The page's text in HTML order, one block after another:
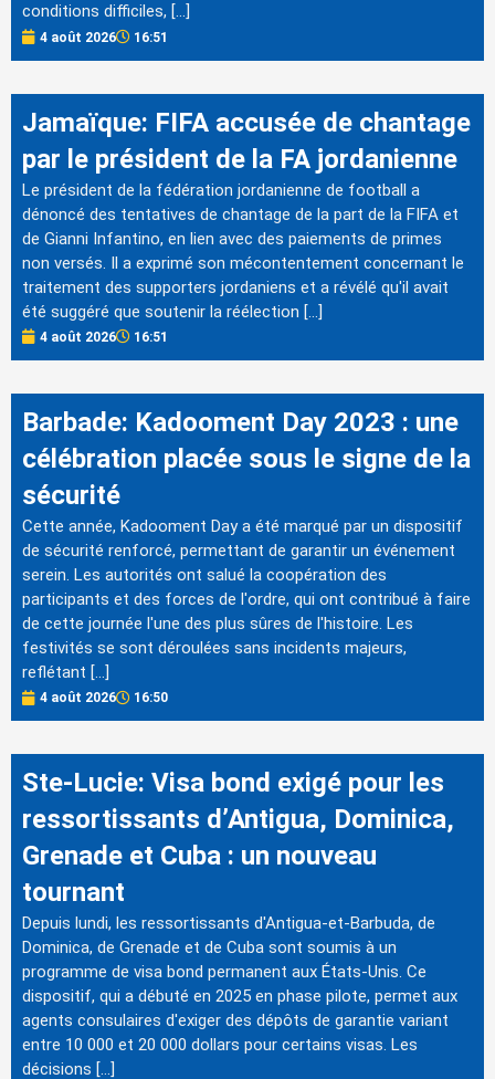
conditions difficiles, […]
4 août 2026 16:51
Jamaïque: FIFA accusée de chantage
par le président de la FA jordanienne
Le président de la fédération jordanienne de football a
dénoncé des tentatives de chantage de la part de la FIFA et
de Gianni Infantino, en lien avec des paiements de primes
non versés. Il a exprimé son mécontentement concernant le
traitement des supporters jordaniens et a révélé qu'il avait
été suggéré que soutenir la réélection […]
4 août 2026 16:51
Barbade: Kadooment Day 2023 : une
célébration placée sous le signe de la
sécurité
Cette année, Kadooment Day a été marqué par un dispositif
de sécurité renforcé, permettant de garantir un événement
serein. Les autorités ont salué la coopération des
participants et des forces de l'ordre, qui ont contribué à faire
de cette journée l'une des plus sûres de l'histoire. Les
festivités se sont déroulées sans incidents majeurs,
reflétant […]
4 août 2026 16:50
Ste-Lucie: Visa bond exigé pour les
ressortissants d’Antigua, Dominica,
Grenade et Cuba : un nouveau
tournant
Depuis lundi, les ressortissants d'Antigua-et-Barbuda, de
Dominica, de Grenade et de Cuba sont soumis à un
programme de visa bond permanent aux États-Unis. Ce
dispositif, qui a débuté en 2025 en phase pilote, permet aux
agents consulaires d'exiger des dépôts de garantie variant
entre 10 000 et 20 000 dollars pour certains visas. Les
décisions […]